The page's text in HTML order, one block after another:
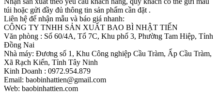
túi hoặc gửi đầy đủ thông tin sản phẩm cần đặt .
Liên hệ để nhận mẫu và báo giá nhanh:
CÔNG TY TNHH SẢN XUẤT BAO BÌ NHẬT TIẾN
Văn phòng : Số 60/4A, Tổ 7C, Khu phố 3, Phường Tam Hiệp, Tỉnh
Đồng Nai
Nhà máy: Đương số 1, Khu Công nghiệp Cầu Tràm, Ấp Cầu Tràm,
Xã Rạch Kiến, Tỉnh Tây Ninh
Kinh Doanh : 0972.954.879
Email: baobinhattien@gmail.com
Web: baobinhattien.com